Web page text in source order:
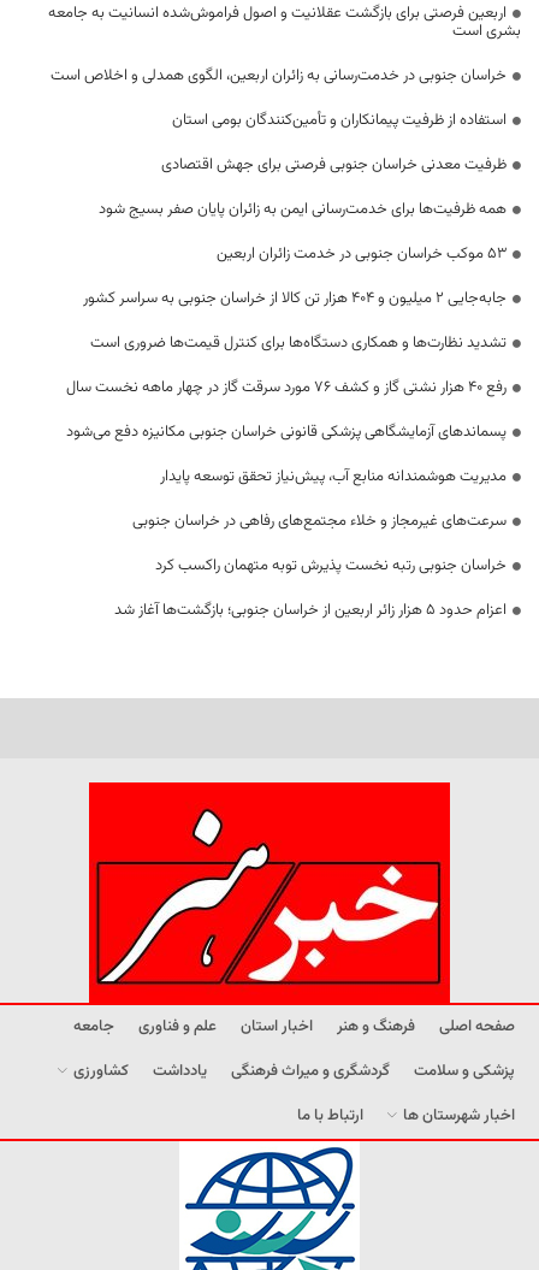
اربعین فرصتی برای بازگشت عقلانیت و اصول فراموش‌شده انسانیت به جامعه
بشری است
خراسان جنوبی در خدمت‌رسانی به زائران اربعین، الگوی همدلی و اخلاص است
استفاده از ظرفیت پیمانکاران و تأمین‌کنندگان بومی استان
ظرفیت معدنی خراسان جنوبی فرصتی برای جهش اقتصادی
همه ظرفیت‌ها برای خدمت‌رسانی ایمن به زائران پایان صفر بسیج شود
53 موکب خراسان جنوبی در خدمت زائران اربعین
جابه‌جایی 2 میلیون و 404 هزار تن کالا از خراسان جنوبی به سراسر کشور
تشدید نظارت‌ها و همکاری دستگاه‌ها برای کنترل قیمت‌ها ضروری است
رفع 40 هزار نشتی گاز و کشف 76 مورد سرقت گاز در چهار ماهه نخست سال
پسماندهای آزمایشگاهی پزشکی قانونی خراسان جنوبی مکانیزه دفع می‌شود
مدیریت هوشمندانه منابع آب، پیش‌نیاز تحقق توسعه پایدار
سرعت‌های غیرمجاز و خلاء مجتمع‌های رفاهی در خراسان جنوبی
خراسان جنوبی رتبه نخست پذیرش توبه متهمان راکسب کرد
اعزام حدود 5 هزار زائر اربعین از خراسان جنوبی؛ بازگشت‌ها آغاز شد
صفحه اصلی فرهنگ و هنر اخبار استان علم و فناوری
جامعه
پزشکی و سلامت
گردشگری و میراث فرهنگی یادداشت
کشاورزی
اخبار شهرستان ها
ارتباط با ما